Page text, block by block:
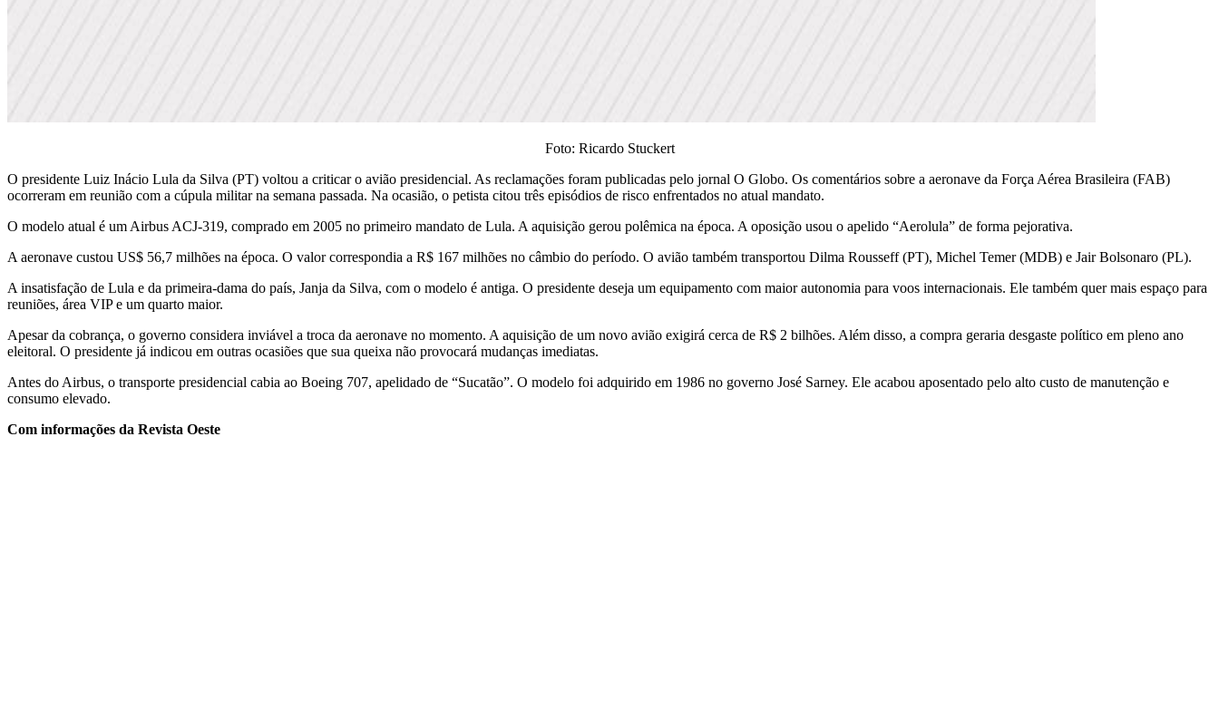
Foto: Ricardo Stuckert
O presidente Luiz Inácio Lula da Silva (PT) voltou a criticar o avião presidencial. As reclamações foram publicadas pelo jornal O Globo. Os comentários sobre a aeronave da Força Aérea Brasileira (FAB)
ocorreram em reunião com a cúpula militar na semana passada. Na ocasião, o petista citou três episódios de risco enfrentados no atual mandato.
O modelo atual é um Airbus ACJ-319, comprado em 2005 no primeiro mandato de Lula. A aquisição gerou polêmica na época. A oposição usou o apelido “Aerolula” de forma pejorativa.
A aeronave custou US$ 56,7 milhões na época. O valor correspondia a R$ 167 milhões no câmbio do período. O avião também transportou Dilma Rousseff (PT), Michel Temer (MDB) e Jair Bolsonaro (PL).
A insatisfação de Lula e da primeira-dama do país, Janja da Silva, com o modelo é antiga. O presidente deseja um equipamento com maior autonomia para voos internacionais. Ele também quer mais espaço para
reuniões, área VIP e um quarto maior.
Apesar da cobrança, o governo considera inviável a troca da aeronave no momento. A aquisição de um novo avião exigirá cerca de R$ 2 bilhões. Além disso, a compra geraria desgaste político em pleno ano
eleitoral. O presidente já indicou em outras ocasiões que sua queixa não provocará mudanças imediatas.
Antes do Airbus, o transporte presidencial cabia ao Boeing 707, apelidado de “Sucatão”. O modelo foi adquirido em 1986 no governo José Sarney. Ele acabou aposentado pelo alto custo de manutenção e
consumo elevado.
Com informações da Revista Oeste